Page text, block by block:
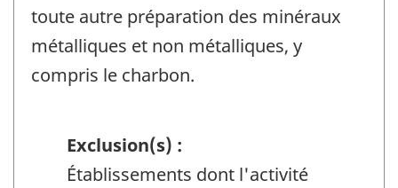
toute autre préparation des minéraux
métalliques et non métalliques, y
compris le charbon.
Exclusion(s) :
Établissements dont l'activité